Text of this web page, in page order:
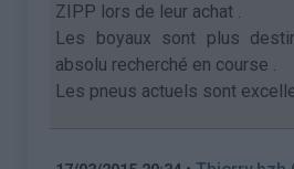
ZIPP lors de leur achat .
Les boyaux sont plus
absolu recherché en course .
Les pneus actuels sont